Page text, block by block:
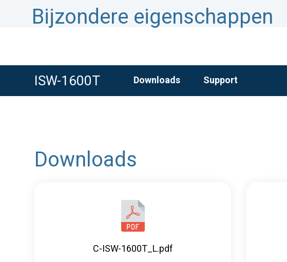
Bijzondere eigenschappen
ISW-1600T Downloads Support
Downloads
C-ISW-1600T_L.pdf